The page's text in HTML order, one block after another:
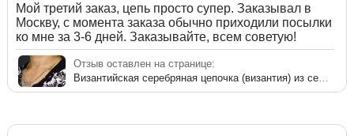
Мой третий заказ, цепь просто супер. Заказывал в
Москву, с момента заказа обычно приходили посылки
ко мне за 3-6 дней. Заказывайте, всем советую!
Отзыв оставлен на странице: